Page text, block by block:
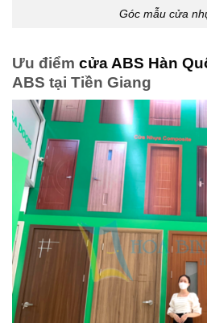
Góc mẫu cửa
Ưu điểm cửa ABS Hàn
ABS tại Tiền Giang